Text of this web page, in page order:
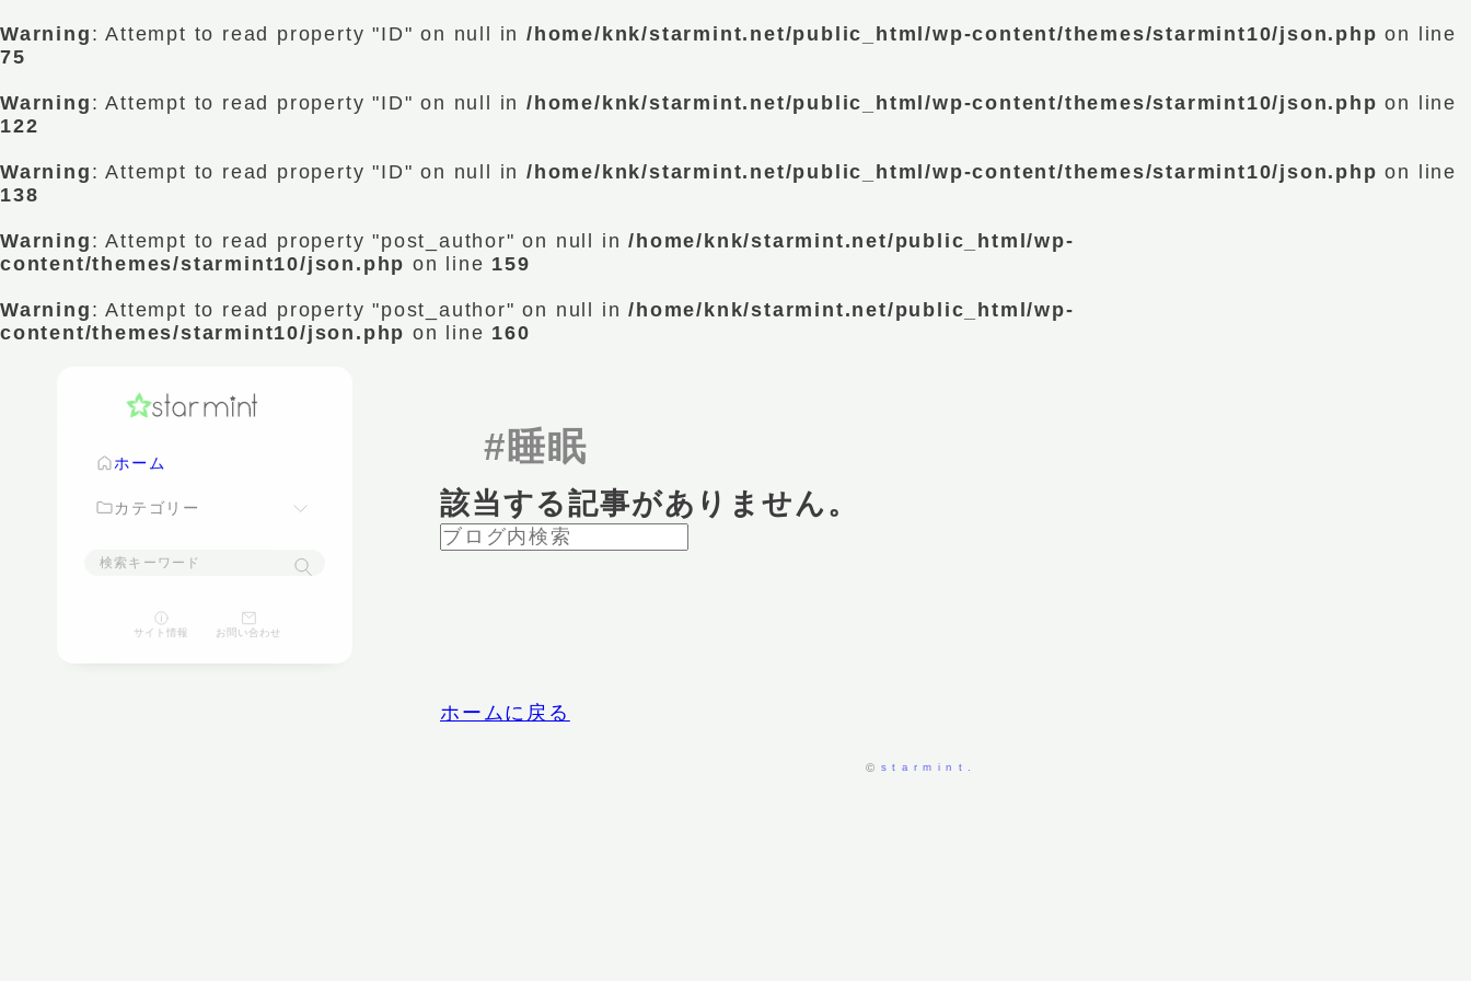
Warning : Attempt to read property "ID" on null in/home/knk/starmint.net/public_html/wp-content/themes/starmint10/json.php on line
75
Warning : Attempt to read property "ID" on null in/home/knk/starmint.net/public_html/wp-content/themes/starmint10/json.php on line
122
Warning : Attempt to read property "ID" on null in/home/knk/starmint.net/public_html/wp-content/themes/starmint10/json.php on line
138
Warning : Attempt to read property "post_author" on null in/home/knk/starmint.net/public_html/wp-
content/themes/starmint10/json.php on line 159
Warning : Attempt to read property "post_author" on null in/home/knk/starmint.net/public_html/wp-
content/themes/starmint10/json.php on line 160
ホーム
カテゴリー
ゲーム
サイト情報 お問い合わせ
#睡眠
該当する記事がありません。
ホームに戻る
© starmint.